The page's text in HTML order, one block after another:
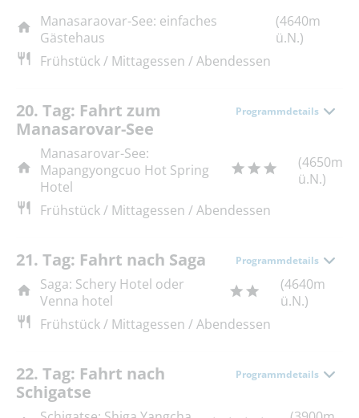
Manasaraovar-See: einfaches
Gästehaus
(4640m
ü.N.)
Frühstück / Mittagessen / Abendessen
20. Tag: Fahrt zum
Manasarovar-See
Programmdetails
Manasarovar-See:
Mapangyongcuo Hot Spring
Hotel
(4650m
ü.N.)
Frühstück / Mittagessen / Abendessen
21. Tag: Fahrt nach Saga Programmdetails
Saga: Schery Hotel oder
Venna hotel
(4640m
ü.N.)
Frühstück / Mittagessen / Abendessen
22. Tag: Fahrt nach
Schigatse
Programmdetails